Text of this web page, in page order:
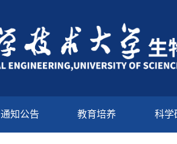
通知公告 教育培养 科学